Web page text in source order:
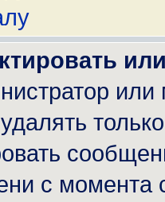
удалять
с